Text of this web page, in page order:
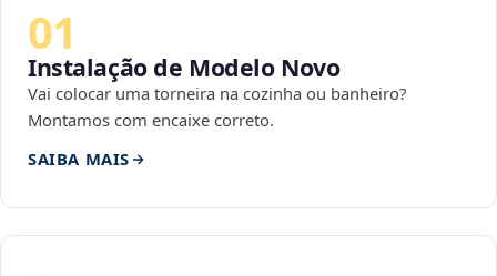
01
Instalação de Modelo Novo
Vai colocar uma torneira na cozinha ou banheiro?
Montamos com encaixe correto.
SAIBA MAIS